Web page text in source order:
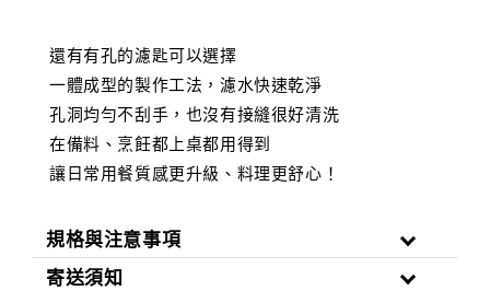
還有有孔的濾匙可以選擇
一體成型的製作工法，濾水快速乾淨
孔洞均勻不刮手，也沒有接縫很好清洗
在備料、烹飪都上桌都用得到
讓日常用餐質感更升級、料理更舒心！
規格與注意事項
寄送須知